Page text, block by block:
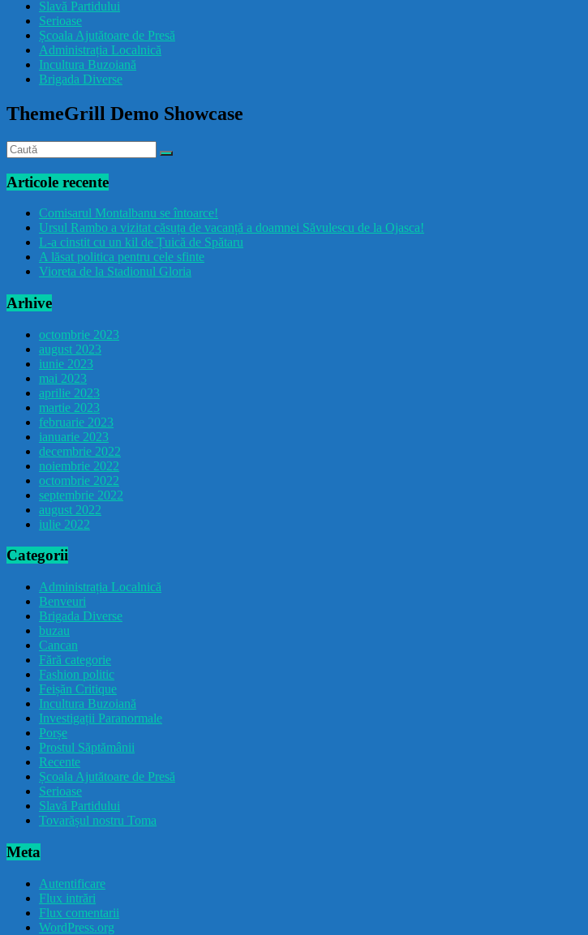
Slavă Partidului
Serioase
Școala Ajutătoare de Presă
Administrația Localnică
Incultura Buzoiană
Brigada Diverse
ThemeGrill Demo Showcase
Articole recente
Comisarul Montalbanu se întoarce!
Ursul Rambo a vizitat căsuța de vacanță a doamnei Săvulescu de la Ojasca!
L-a cinstit cu un kil de Țuică de Spătaru
A lăsat politica pentru cele sfinte
Vioreta de la Stadionul Gloria
Arhive
octombrie 2023
august 2023
iunie 2023
mai 2023
aprilie 2023
martie 2023
februarie 2023
ianuarie 2023
decembrie 2022
noiembrie 2022
octombrie 2022
septembrie 2022
august 2022
iulie 2022
Categorii
Administrația Localnică
Benveuri
Brigada Diverse
buzau
Cancan
Fără categorie
Fashion politic
Feișăn Critique
Incultura Buzoiană
Investigații Paranormale
Porșe
Prostul Săptămânii
Recente
Școala Ajutătoare de Presă
Serioase
Slavă Partidului
Tovarășul nostru Toma
Meta
Autentificare
Flux intrări
Flux comentarii
WordPress.org